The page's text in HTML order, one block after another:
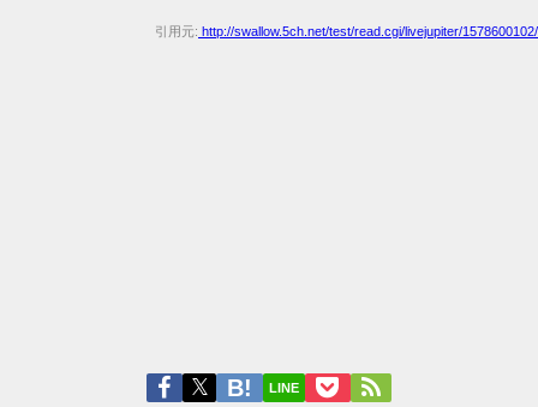
引用元: http://swallow.5ch.net/test/read.cgi/livejupiter/1578600102/
LINE